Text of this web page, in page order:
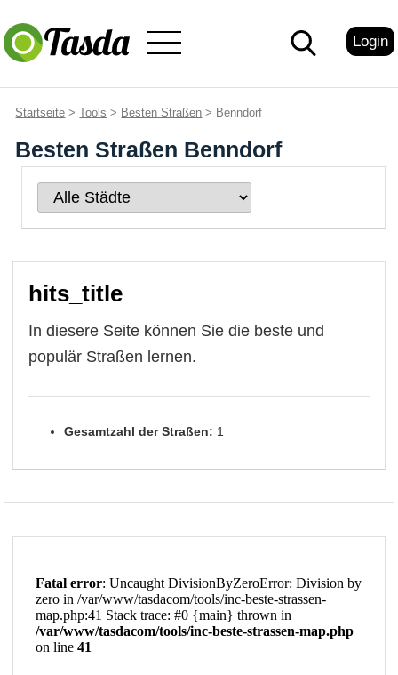
Login
Startseite >Tools > Besten Straßen > Benndorf
Besten Straßen Benndorf
hits_title
In diesere Seite können Sie die beste und
populär Straßen lernen.
Gesamtzahl der Straßen: 1